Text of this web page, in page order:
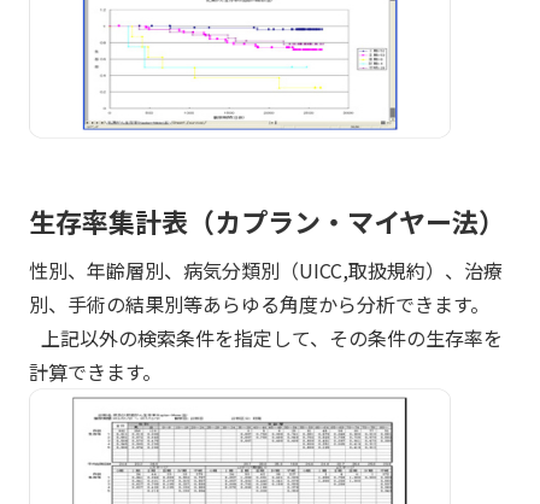
生存率集計表（カプラン・マイヤー法）
性別、年齢層別、病気分類別（UICC,取扱規約）、治療
別、手術の結果別等あらゆる角度から分析できます。
上記以外の検索条件を指定して、その条件の生存率を
計算できます。